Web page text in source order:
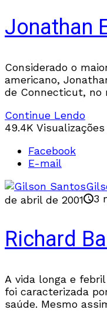
Jonathan
Considerado o
americano,
de Connecticut, no
foi pastor,
Continue Lendo
49.4K Visualizações
Facebook
E-mail
de abril de 2001
3
Richard
A vida longa e febril
foi caracterizada
saúde. Mesmo